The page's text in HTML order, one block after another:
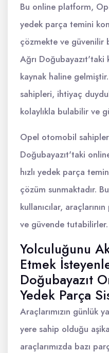
Bu online platform,
yedek parça temini
çözmekte ve güvenilir
Ağrı Doğubayazıt'taki
kaynak haline
sahipleri, ihtiyaç
kolaylıkla bulabilir ve
Opel otomobil
Doğubayazıt'taki
hızlı yedek parça
çözüm sunmaktadır.
kullanıcılar,
ve güvende tutabilirler.
Yolculuğunu
Etmek
Doğubayazıt
Yedek Parça
Araçlarımızın günlük
yere sahip olduğu
araçlarımızda bazı